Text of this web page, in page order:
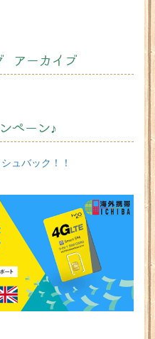
アーカイブ
ペーン♪
ュバック！！